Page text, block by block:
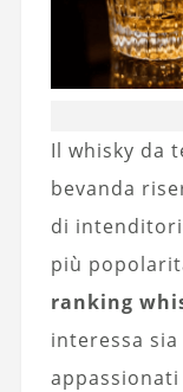
Il whisky da
bevanda
di
più
ranking
interessa